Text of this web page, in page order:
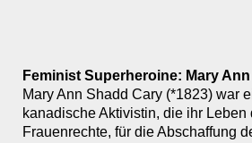
Feminist Superheroine: Mary
Mary Ann Shadd Cary (*1823) war
kanadische Aktivistin, die ihr Leben
Frauenrechte, für die Abschaffung